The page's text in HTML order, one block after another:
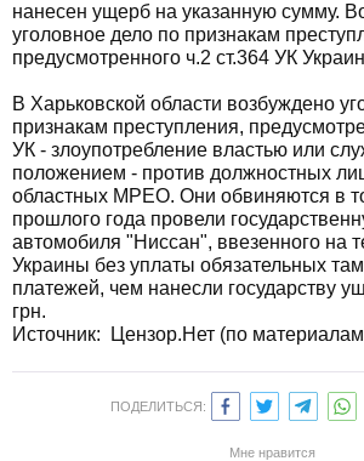
нанесен ущерб на указанную сумму.
уголовное дело по признакам
предусмотренного ч.2 ст.364 УК
В Харьковской области возбуждено
признакам преступления,
УК - злоупотребление властью или
положением - против должностных
областных МРЕО. Они обвиняются в
прошлого года провели
автомобиля "Ниссан", ввезенного на
Украины без уплаты обязательных
платежей, чем нанесли государству
грн.
Источник:
Цензор.Нет (по
ПОДЕЛИТЬСЯ:
Мне нравится